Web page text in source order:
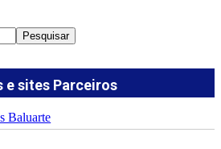
Pesquisar
e sites Parceiros
Baluarte